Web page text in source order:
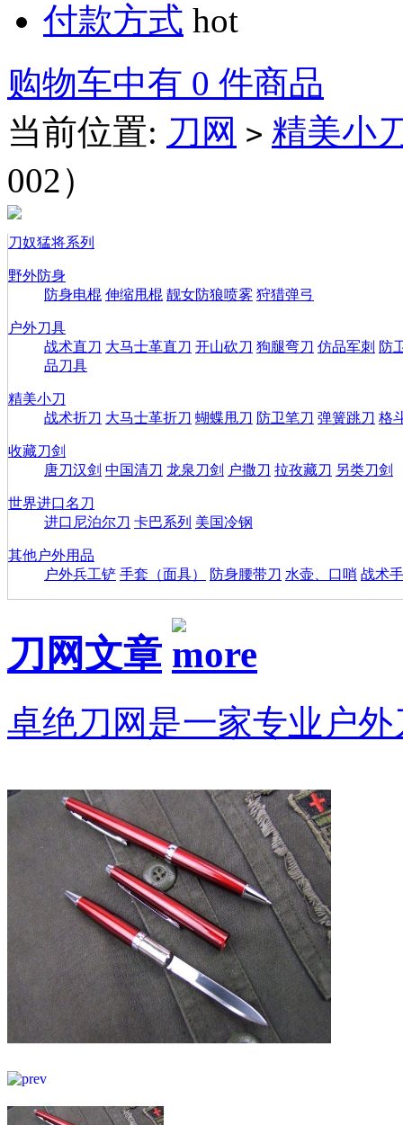
付款方式 hot
购物车中有 0 件商品
当前位置: 刀网 > 精美小
002）
刀奴猛将系列
野外防身
防身电棍 伸缩甩棍 靓女防狼喷雾 狩猎弹弓
户外刀具
战术直刀 大马士革直刀 开山砍刀 狗腿弯刀 仿品军刺 防
品刀具
精美小刀
战术折刀 大马士革折刀 蝴蝶甩刀 防卫笔刀 弹簧跳刀 格
收藏刀剑
唐刀汉剑 中国清刀 龙泉刀剑 户撒刀 拉孜藏刀 另类刀剑
世界进口名刀
进口尼泊尔刀 卡巴系列 美国冷钢
其他户外用品
户外兵工铲 手套（面具） 防身腰带刀 水壶、口哨 战术
刀网文章
卓绝刀网是一家专业户